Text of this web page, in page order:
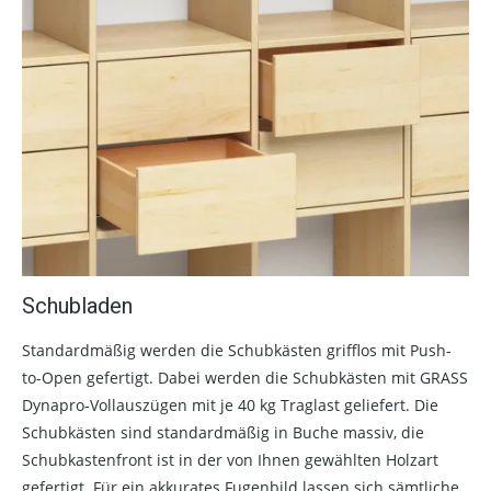
Schubladen
Standardmäßig werden die Schubkästen grifflos mit Push-
to-Open gefertigt. Dabei werden die Schubkästen mit GRASS
Dynapro-Vollauszügen mit je 40 kg Traglast geliefert. Die
Schubkästen sind standardmäßig in Buche massiv, die
Schubkastenfront ist in der von Ihnen gewählten Holzart
gefertigt. Für ein akkurates Fugenbild lassen sich sämtliche